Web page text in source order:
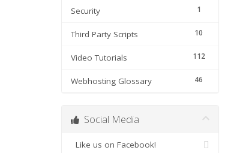
1
Security
10
Third Party Scripts
112
Video Tutorials
46
Webhosting Glossary
Social Media
Like us on Facebook!